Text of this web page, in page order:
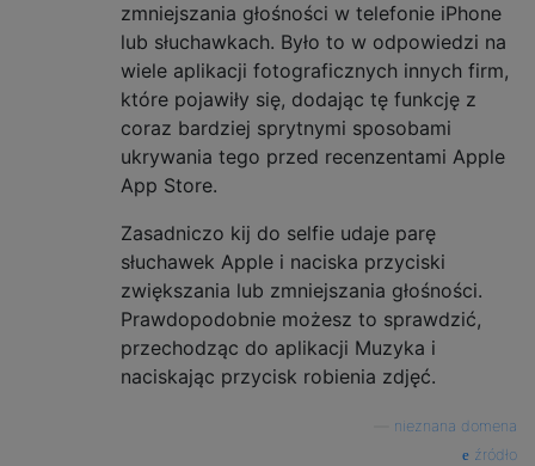
zmniejszania głośności w telefonie iPhone
lub słuchawkach. Było to w odpowiedzi na
wiele aplikacji fotograficznych innych firm,
które pojawiły się, dodając tę ​​funkcję z
coraz bardziej sprytnymi sposobami
ukrywania tego przed recenzentami Apple
App Store.
Zasadniczo kij do selfie udaje parę
słuchawek Apple i naciska przyciski
zwiększania lub zmniejszania głośności.
Prawdopodobnie możesz to sprawdzić,
przechodząc do aplikacji Muzyka i
naciskając przycisk robienia zdjęć.
nieznana domena
źródło